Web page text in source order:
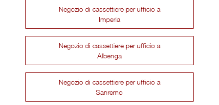
Negozio di cassettiere per ufficio a
Imperia
Negozio di cassettiere per ufficio a
Albenga
Negozio di cassettiere per ufficio a
Sanremo